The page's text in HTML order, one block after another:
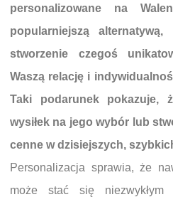
personalizowane na
popularniejszą
stworzenie czegoś
Waszą relację i
Taki podarunek pokazuje,
wysiłek na jego wybór lub
cenne w dzisiejszych,
Personalizacja sprawia, że
może stać się